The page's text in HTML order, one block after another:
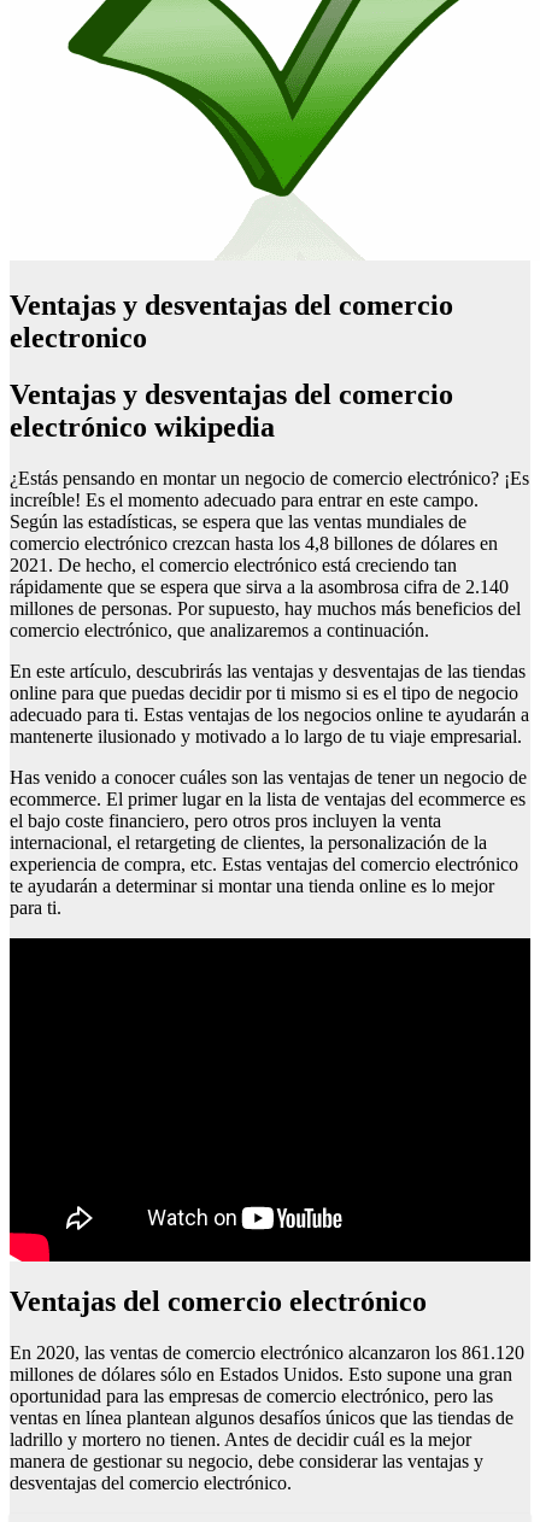
Ventajas y desventajas del comercio
electronico
Ventajas y desventajas del comercio
electrónico wikipedia
¿Estás pensando en montar un negocio de comercio electrónico? ¡Es
increíble! Es el momento adecuado para entrar en este campo.
Según las estadísticas, se espera que las ventas mundiales de
comercio electrónico crezcan hasta los 4,8 billones de dólares en
2021. De hecho, el comercio electrónico está creciendo tan
rápidamente que se espera que sirva a la asombrosa cifra de 2.140
millones de personas. Por supuesto, hay muchos más beneficios del
comercio electrónico, que analizaremos a continuación.
En este artículo, descubrirás las ventajas y desventajas de las tiendas
online para que puedas decidir por ti mismo si es el tipo de negocio
adecuado para ti. Estas ventajas de los negocios online te ayudarán a
mantenerte ilusionado y motivado a lo largo de tu viaje empresarial.
Has venido a conocer cuáles son las ventajas de tener un negocio de
ecommerce. El primer lugar en la lista de ventajas del ecommerce es
el bajo coste financiero, pero otros pros incluyen la venta
internacional, el retargeting de clientes, la personalización de la
experiencia de compra, etc. Estas ventajas del comercio electrónico
te ayudarán a determinar si montar una tienda online es lo mejor
para ti.
Ventajas del comercio electrónico
En 2020, las ventas de comercio electrónico alcanzaron los 861.120
millones de dólares sólo en Estados Unidos. Esto supone una gran
oportunidad para las empresas de comercio electrónico, pero las
ventas en línea plantean algunos desafíos únicos que las tiendas de
ladrillo y mortero no tienen. Antes de decidir cuál es la mejor
manera de gestionar su negocio, debe considerar las ventajas y
desventajas del comercio electrónico.